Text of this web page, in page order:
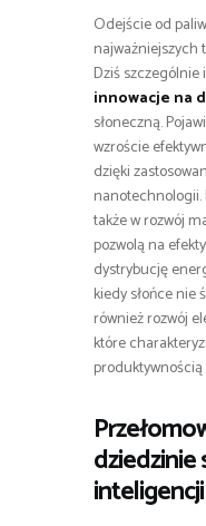
Odejście od
najważniejszych
Dziś szczególnie
innowacje na
słoneczną.
wzroście
dzięki
także w rozwój
pozwolą na
dystrybucję
kiedy słońce nie
również rozwój
które
dziedzinie
inteligencji